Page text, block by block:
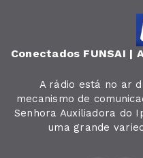
Conectados FUNSAI |
A rádio está no ar
mecanismo de
Senhora Auxiliadora do
uma grande